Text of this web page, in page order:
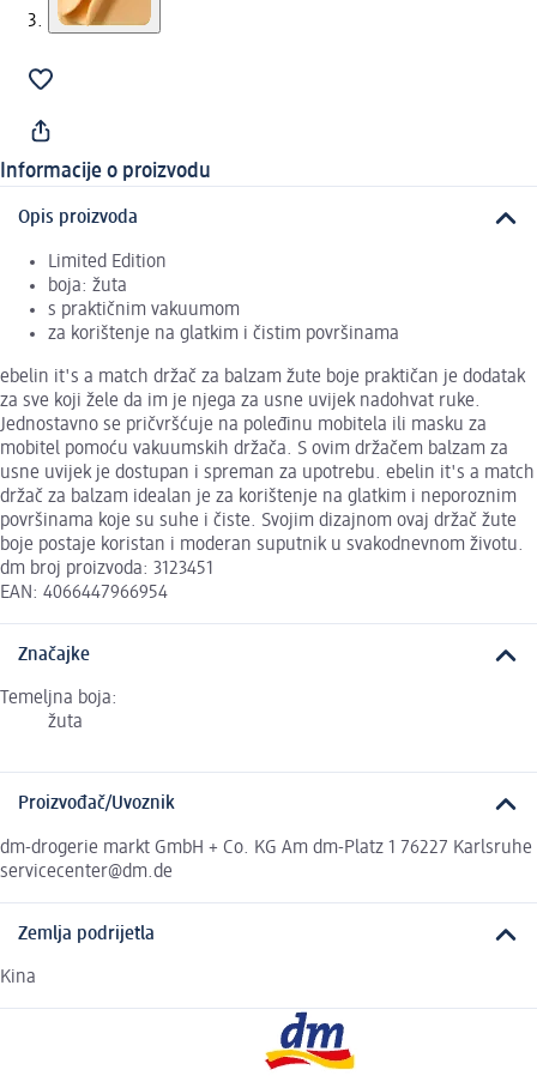
Informacije o proizvodu
Opis proizvoda
Limited Edition
boja: žuta
s praktičnim vakuumom
za korištenje na glatkim i čistim površinama
ebelin it's a match držač za balzam žute boje praktičan je dodatak
za sve koji žele da im je njega za usne uvijek nadohvat ruke.
Jednostavno se pričvršćuje na poleđinu mobitela ili masku za
mobitel pomoću vakuumskih držača. S ovim držačem balzam za
usne uvijek je dostupan i spreman za upotrebu. ebelin it's a match
držač za balzam idealan je za korištenje na glatkim i neporoznim
površinama koje su suhe i čiste. Svojim dizajnom ovaj držač žute
boje postaje koristan i moderan suputnik u svakodnevnom životu.
dm broj proizvoda: 3123451
EAN: 4066447966954
Značajke
Temeljna boja:
žuta
Proizvođač/Uvoznik
dm-drogerie markt GmbH + Co. KG Am dm-Platz 1 76227 Karlsruhe
servicecenter@dm.de
Zemlja podrijetla
Kina